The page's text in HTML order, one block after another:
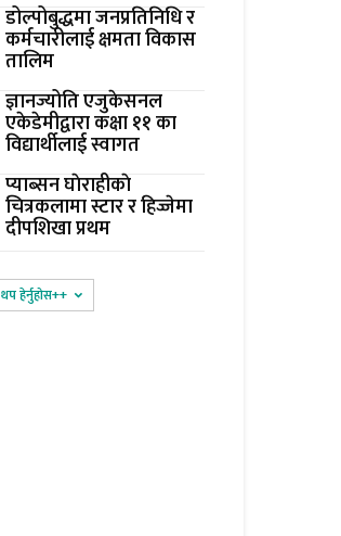
डोल्पोबुद्धमा जनप्रतिनिधि र
कर्मचारीलाई क्षमता विकास
तालिम
ज्ञानज्योति एजुकेसनल
एकेडेमीद्वारा कक्षा ११ का
विद्यार्थीलाई स्वागत
प्याब्सन घाेराहीकाे
चित्रकलामा स्टार र हिज्जेमा
दीपशिखा प्रथम
थप हेर्नुहोस‌++